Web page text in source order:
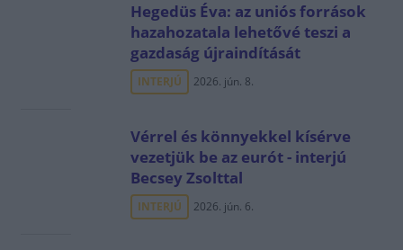
Hegedüs Éva: az uniós források
hazahozatala lehetővé teszi a
gazdaság újraindítását
INTERJÚ 2026. jún. 8.
Vérrel és könnyekkel kísérve
vezetjük be az eurót - interjú
Becsey Zsolttal
INTERJÚ 2026. jún. 6.